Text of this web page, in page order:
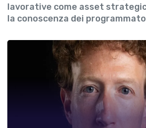
lavorative come asset
la conoscenza dei